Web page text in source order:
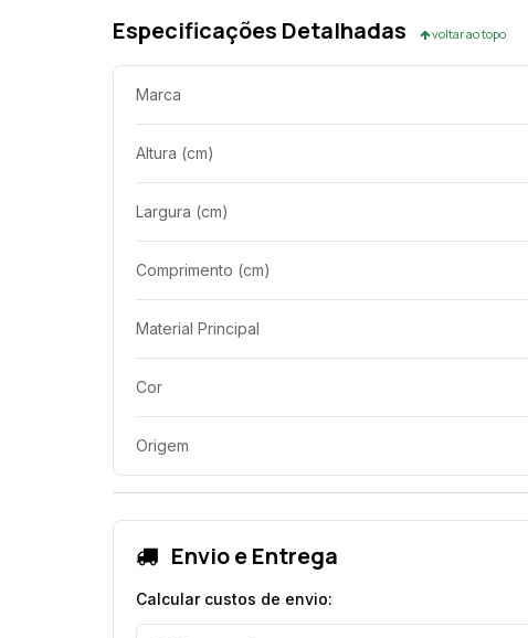
Especificações Detalhadas voltar ao topo
Marca
Altura (cm)
Largura (cm)
Comprimento (cm)
Material Principal
Cor
Origem
Envio e Entrega
Calcular custos de envio: